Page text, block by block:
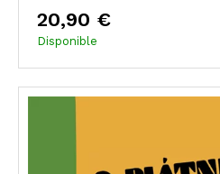
20,90 €
Disponible